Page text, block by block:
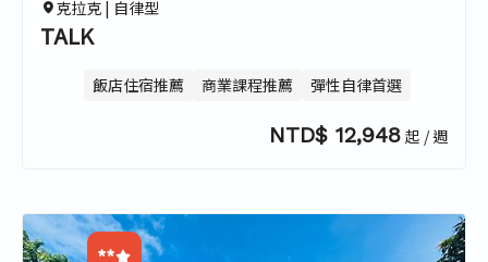
克拉克 | 自律型
TALK
飯店住宿推薦 商業課程推薦 彈性自律首選
NTD$ 12,948 起 / 週
**